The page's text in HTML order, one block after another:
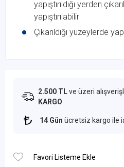
yapıştırıldığı yerden
yapıştırılabilir
Çıkarıldığı yüzeylerde
2.500 TLve üzeri
KARGO
14 Gün ücretsiz kargo ile